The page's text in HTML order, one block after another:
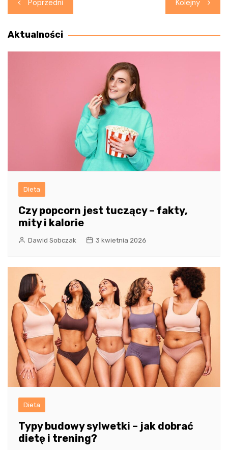
wpisu
Poprzedni Kolejny
Aktualności
Dieta
Czy popcorn jest tuczący – fakty,
mity i kalorie
Dawid Sobczak 3 kwietnia 2026
Dieta
Typy budowy sylwetki – jak dobrać
dietę i trening?